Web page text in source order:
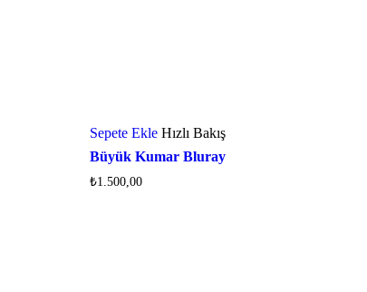
Sepete Ekle Hızlı Bakış
Büyük Kumar Bluray
₺1.500,00